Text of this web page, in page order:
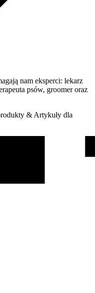
nam eksperci: lekarz
psów, groomer oraz
& Artykuły dla